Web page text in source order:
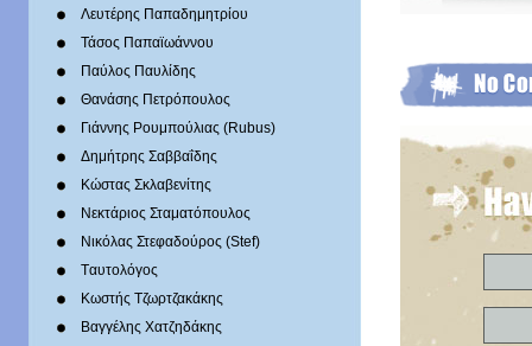
Λευτέρης Παπαδημητρίου
Τάσος Παπαϊωάννου
Παύλος Παυλίδης
Θανάσης Πετρόπουλος
Γιάννης Ρουμπούλιας (Rubus)
Δημήτρης Σαββαΐδης
Κώστας Σκλαβενίτης
Νεκτάριος Σταματόπουλος
Νικόλας Στεφαδούρος (Stef)
Tαυτολόγος
Κωστής Τζωρτζακάκης
Βαγγέλης Χατζηδάκης